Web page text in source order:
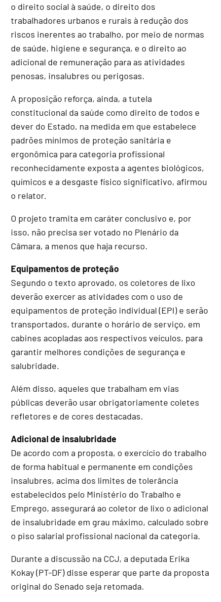
o direito social à saúde, o direito dos
trabalhadores urbanos e rurais à redução dos
riscos inerentes ao trabalho, por meio de normas
de saúde, higiene e segurança, e o direito ao
adicional de remuneração para as atividades
penosas, insalubres ou perigosas.
A proposição reforça, ainda, a tutela
constitucional da saúde como direito de todos e
dever do Estado, na medida em que estabelece
padrões mínimos de proteção sanitária e
ergonômica para categoria profissional
reconhecidamente exposta a agentes biológicos,
químicos e a desgaste físico significativo, afirmou
o relator.
O projetotramita em caráter conclusivo e, por
isso, não precisa ser votado no Plenário da
Câmara, a menos que haja recurso.
Equipamentos de proteção
Segundo o texto aprovado, os coletores de lixo
deverão exercer as atividades com o uso de
equipamentos de proteção individual (EPI) e serão
transportados, durante o horário de serviço, em
cabines acopladas aos respectivos veículos, para
garantir melhores condições de segurança e
salubridade.
Além disso, aqueles que trabalham em vias
públicas deverão usar obrigatoriamente coletes
refletores e de cores destacadas.
Adicional de insalubridade
De acordo com a proposta, o exercício do trabalho
de forma habitual e permanente em condições
insalubres, acima dos limites de tolerância
estabelecidos pelo Ministério do Trabalho e
Emprego, assegurará ao coletor de lixo o adicional
de insalubridade em grau máximo, calculado sobre
o piso salarial profissional nacional da categoria.
Durante a discussão na CCJ, a deputada Erika
Kokay (PT-DF) disse esperar que parte da proposta
original do Senado seja retomada.